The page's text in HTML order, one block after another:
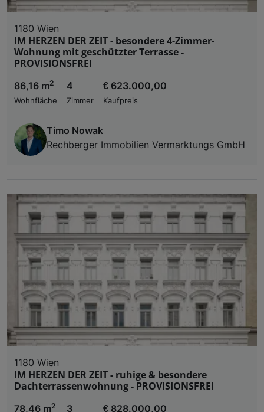
1180 Wien
IM HERZEN DER ZEIT - besondere 4-Zimmer-
Wohnung mit geschützter Terrasse -
PROVISIONSFREI
86,16 m2
Wohnfläche
4
Zimmer
€ 623.000,00
Kaufpreis
Timo Nowak
Rechberger Immobilien Vermarktungs GmbH
1180 Wien
IM HERZEN DER ZEIT - ruhige & besondere
Dachterrassenwohnung - PROVISIONSFREI
78,46 m2
3 € 828.000,00